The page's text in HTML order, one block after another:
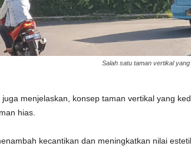
Salah satu taman vertikal
menjelaskan, konsep taman vertikal yang
hias.
kecantikan dan meningkatkan nilai